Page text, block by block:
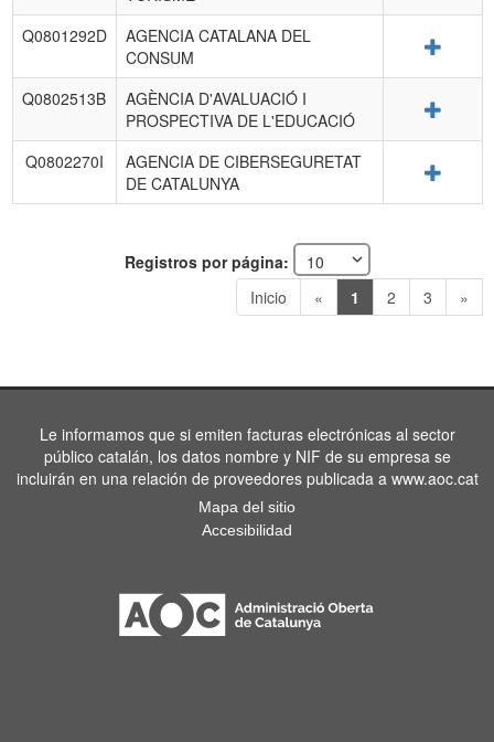
Q0801292D
AGENCIA CATALANA DEL
CONSUM
Q0802513B
AGÈNCIA D'AVALUACIÓ I
PROSPECTIVA DE L'EDUCACIÓ
Q0802270I
AGENCIA DE CIBERSEGURETAT
DE CATALUNYA
Registros por página:
Inicio
« 1 2 3 »
Le informamos que si emiten facturas electrónicas al sector
público catalán, los datos nombre y NIF de su empresa se
incluirán en una relación de proveedores publicada a www.aoc.cat
Mapa del sitio
Accesibilidad